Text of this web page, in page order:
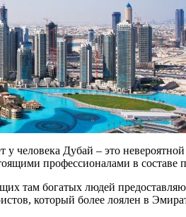
человека Дубай – это
профессионалами в составе
там богатых людей
который более лоялен в